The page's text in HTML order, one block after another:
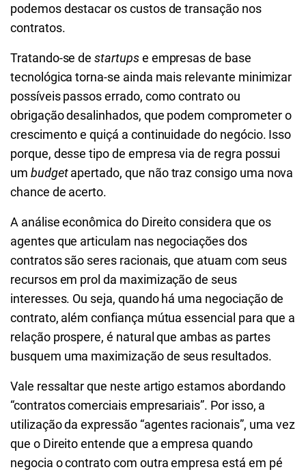
podemos destacar os custos de transação nos
contratos.
Tratando-se destartupse empresas de base
tecnológica torna-se ainda mais relevante minimizar
possíveis passos errado, como contrato ou
obrigação desalinhados, que podem comprometer o
crescimento e quiçá a continuidade do negócio. Isso
porque, desse tipo de empresa via de regra possui
um budgetapertado, que não traz consigo uma nova
chance de acerto.
A análise econômica do Direito considera que os
agentes que articulam nas negociações dos
contratos são seres racionais, que atuam com seus
recursos em prol da maximização de seus
interesses. Ou seja, quando há uma negociação de
contrato, além confiança mútua essencial para que a
relação prospere, é natural que ambas as partes
busquem uma maximização de seus resultados.
Vale ressaltar que neste artigo estamos abordando
“contratos comerciais empresariais”. Por isso, a
utilização da expressão “agentes racionais”, uma vez
que o Direito entende que a empresa quando
negocia o contrato com outra empresa está em pé